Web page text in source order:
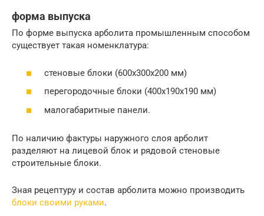
форма выпуска
По форме выпуска арболита промышленным способом
существует такая номенклатура:
стеновые блоки (600х300х200 мм)
перегородочные блоки (400х190х190 мм)
малогабаритные панели.
По наличию фактуры наружного слоя арболит
разделяют на лицевой блок и рядовой стеновые
строительные блоки.
Зная рецептуру и состав арболита можно производить
блоки своими руками.